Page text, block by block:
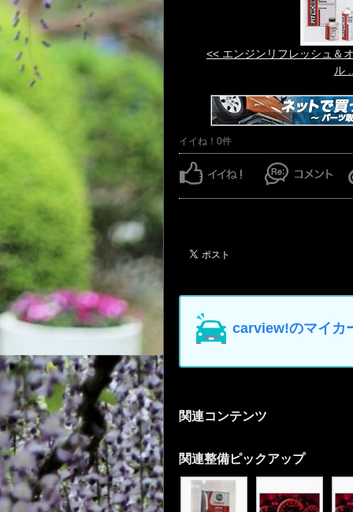
<< エンジンリフレッシュ＆
ル
イイね！0件
carview!のマイカ
関連コンテンツ
関連整備ピックアップ